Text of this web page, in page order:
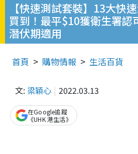
【快速測試套裝】13大快
買到！最平$10獲衛生署
潛伏期適用
首頁 購物情報 生活百貨
文: 梁穎心 2022.03.13
在Google追蹤
《UHK 港生活》